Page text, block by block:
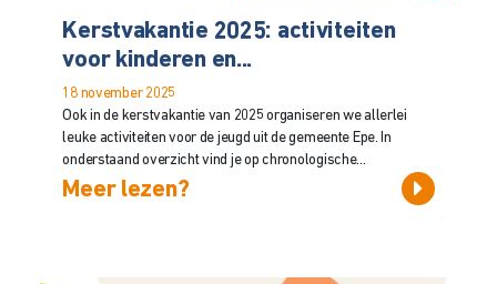
Kerstvakantie 2025: activiteiten
voor kinderen en...
18 november 2025
Ook in de kerstvakantie van 2025 organiseren we allerlei
leuke activiteiten voor de jeugd uit de gemeente Epe. In
onderstaand overzicht vind je op chronologische...
Meer lezen?